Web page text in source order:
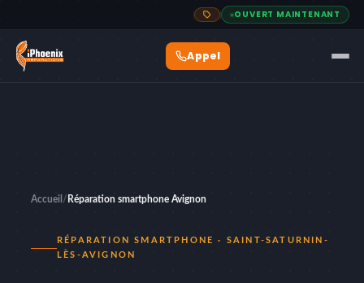
OUVERT MAINTENANT
Accueil / Réparation smartphone Avignon
RÉPARATION SMARTPHONE · SAINT-SATURNIN-
LÈS-AVIGNON